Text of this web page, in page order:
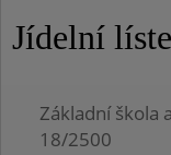
Jídelní
Základní škola
18/2500